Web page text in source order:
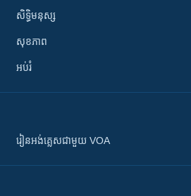
សិទ្ធិមនុស្ស
សុខភាព
អប់រំ
រៀន​​​​​​អង់គ្លេស​​ជាមួយ VOA